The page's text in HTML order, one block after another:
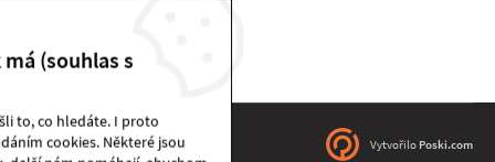
DEKSTONE sklad | © 2026 Vytvořilo Poski.com
(souhlas s
to, co hledáte. I proto
cookies. Některé jsou